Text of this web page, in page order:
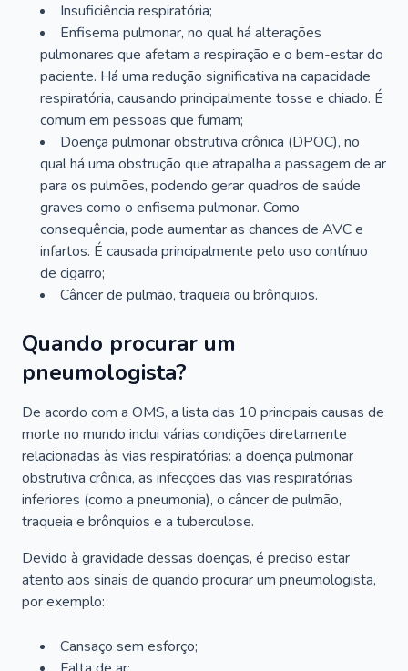
Insuficiência respiratória;
Enfisema pulmonar, no qual há alterações
pulmonares que afetam a respiração e o bem-estar do
paciente. Há uma redução significativa na capacidade
respiratória, causando principalmente tosse e chiado. É
comum em pessoas que fumam;
Doença pulmonar obstrutiva crônica (DPOC), no
qual há uma obstrução que atrapalha a passagem de ar
para os pulmões, podendo gerar quadros de saúde
graves como o enfisema pulmonar. Como
consequência, pode aumentar as chances de AVC e
infartos. É causada principalmente pelo uso contínuo
de cigarro;
Câncer de pulmão, traqueia ou brônquios.
Quando procurar um
pneumologista?
De acordo com a OMS, a lista das 10 principais causas de
morte no mundo inclui várias condições diretamente
relacionadas às vias respiratórias: a doença pulmonar
obstrutiva crônica, as infecções das vias respiratórias
inferiores (como a pneumonia), o câncer de pulmão,
traqueia e brônquios e a tuberculose.
Devido à gravidade dessas doenças, é preciso estar
atento aos sinais de quando procurar um pneumologista,
por exemplo:
Cansaço sem esforço;